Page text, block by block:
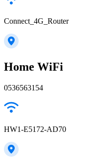
Connect_4G_Router
Home WiFi
0536563154
HW1-E5172-AD70